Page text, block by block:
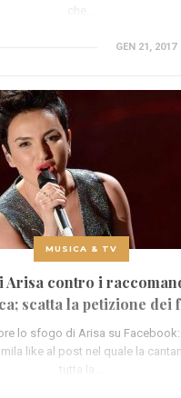
GEN 21, 2017
MUSICA & TV
Arisa contro i
scatta la petizione dei
lo sfogo di Arisa su
like al post nel quale la
tutta la…